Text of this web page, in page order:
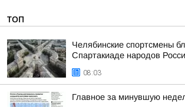
ТОП
Челябинские спортсмены
Спартакиаде народов
08:03
Главное за минувшую